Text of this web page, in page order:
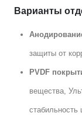
Варианты
защиты от
PVDF
вещества,
стабильность